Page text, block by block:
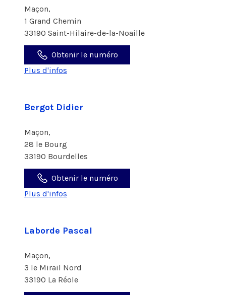
Maçon,
1 Grand Chemin
33190 Saint-Hilaire-de-la-Noaille
Obtenir le numéro
Plus d'infos
Bergot Didier
Maçon,
28 le Bourg
33190 Bourdelles
Obtenir le numéro
Plus d'infos
Laborde Pascal
Maçon,
3 le Mirail Nord
33190 La Réole